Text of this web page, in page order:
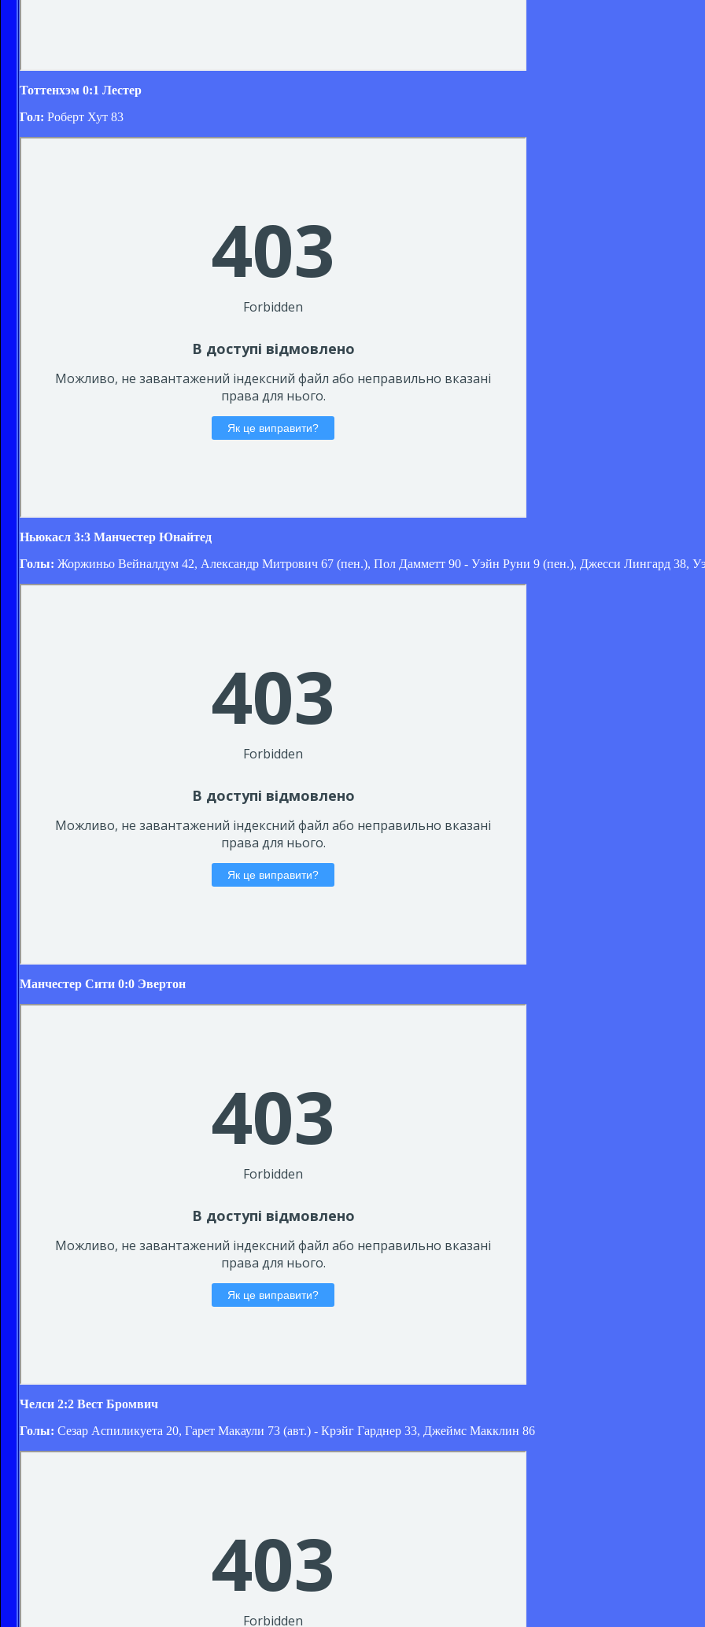
Тоттенхэм 0:1 Лестер
Гол: Роберт Хут 83
Ньюкасл 3:3 Манчестер Юнайтед
Голы: Жоржиньо Вейналдум 42, Александр Митрович 67 (пен.), Пол Дамметт 90 - Уэйн Руни 9 (пен.), Джесси Лингард 38,
Манчестер Сити 0:0 Эвертон
Челси 2:2 Вест Бромвич
Голы: Сезар Аспиликуета 20, Гарет Макаули 73 (авт.) - Крэйг Гарднер 33, Джеймс Макклин 86